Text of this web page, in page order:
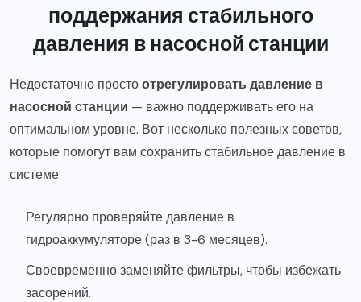
поддержания стабильного
давления в насосной станции
Недостаточно простоотрегулировать давление в
насосной станции — важно поддерживать его на
оптимальном уровне. Вот несколько полезных советов,
которые помогут вам сохранить стабильное давление в
системе:
Регулярно проверяйте давление в
гидроаккумуляторе (раз в 3-6 месяцев).
Своевременно заменяйте фильтры, чтобы избежать
засорений.